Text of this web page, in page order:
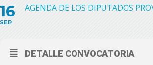
16
SEP
AGENDA DE LOS DIPUTADOS
DETALLE CONVOCATORIA